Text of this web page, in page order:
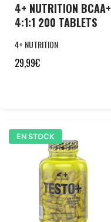
4+ NUTRITION BCAA+
4:1:1 200 TABLETS
4+ NUTRITION
29,99€
EN STOCK